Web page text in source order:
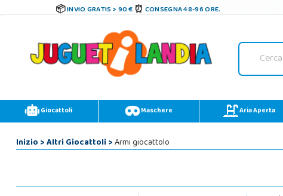
INVIO GRATIS > 90 € CONSEGNA 48-96 ORE.
Giocattoli Maschere Aria Aperta
Inizio>Altri Giocattoli>Armi giocattolo